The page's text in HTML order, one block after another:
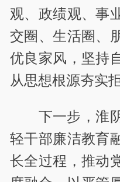
观、政绩观、事
交圈、生活圈、
优良家风，坚持
从思想根源夯实
下一步，淮
轻干部廉洁教育
长全过程，推动